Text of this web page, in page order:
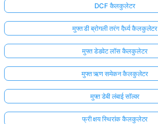
DCF कैलकुलेटर
मुफ्त डी ब्रोगली तरंग दैर्ध्य कैलकुलेटर
मुफ्त डेडवेट लॉस कैलकुलेटर
मुफ्त ऋण समेकन कैलकुलेटर
मुफ्त डेबी लंबाई सॉल्वर
फ्री क्षय स्थिरांक कैलकुलेटर